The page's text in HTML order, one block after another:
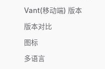
Vant(移动端) 版本
版本对比
图标
多语言